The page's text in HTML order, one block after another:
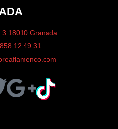
3 18010 Granada
12 49 31